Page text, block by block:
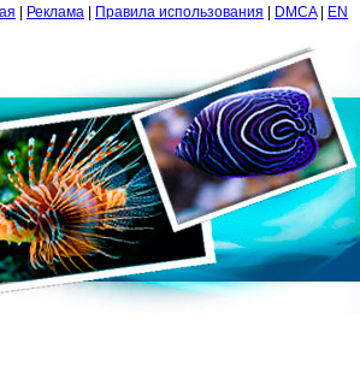
Реклама Правила использования DMCA EN